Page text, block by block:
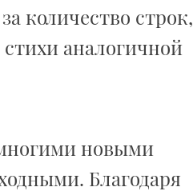
количество строк,
аналогичной
новыми
Благодаря